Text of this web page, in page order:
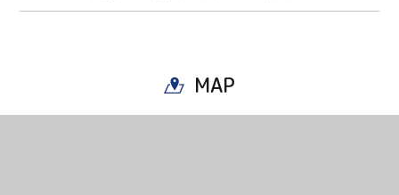
MAP